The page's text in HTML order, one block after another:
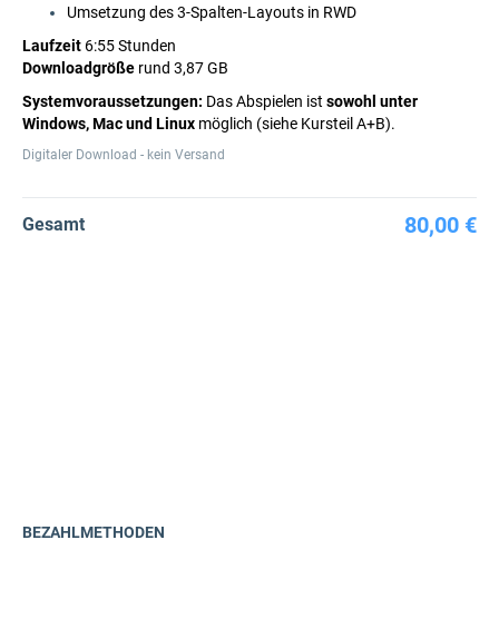
Umsetzung des 3-Spalten-Layouts in RWD
Laufzeit 6:55 Stunden
Downloadgröße rund 3,87 GB
Systemvoraussetzungen: Das Abspielen ist sowohl unter
Windows, Mac und Linux möglich (siehe Kursteil A+B).
Digitaler Download - kein Versand
Gesamt 80,00 €
BEZAHLMETHODEN